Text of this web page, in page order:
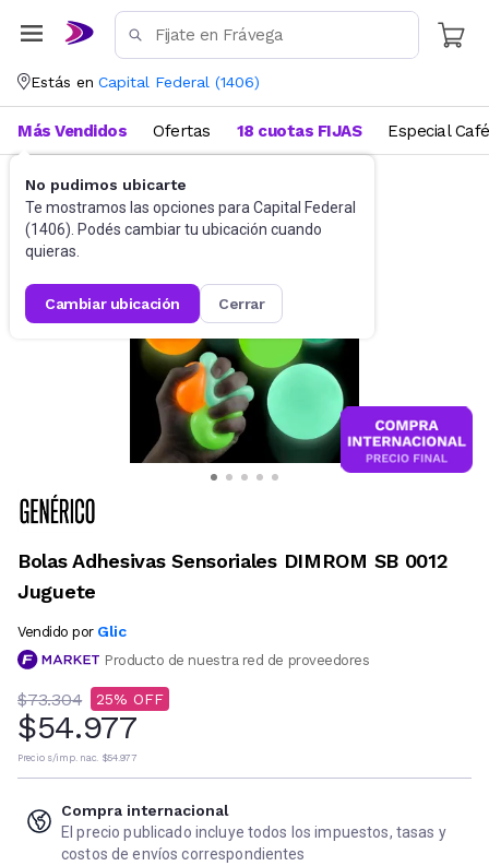
Estás en Capital Federal (1406)
No pudimos ubicarte
Te mostramos las opciones para Capital Federal
(1406). Podés cambiar tu ubicación cuando
quieras.
cambiar ubicación cerrar
Más Vendidos Ofertas 18 cuotas FIJAS Especial Café
Didácticos Para niños
Bolas Adhesivas Sensoriales DIMROM SB 0012
Juguete
Vendido por Glic
Producto de nuestra red de proveedores
$73.304 25
$54.977
Precio s/imp. nac. $54.977
Compra internacional
El precio publicado incluye todos los impuestos, tasas y
costos de envíos correspondientes